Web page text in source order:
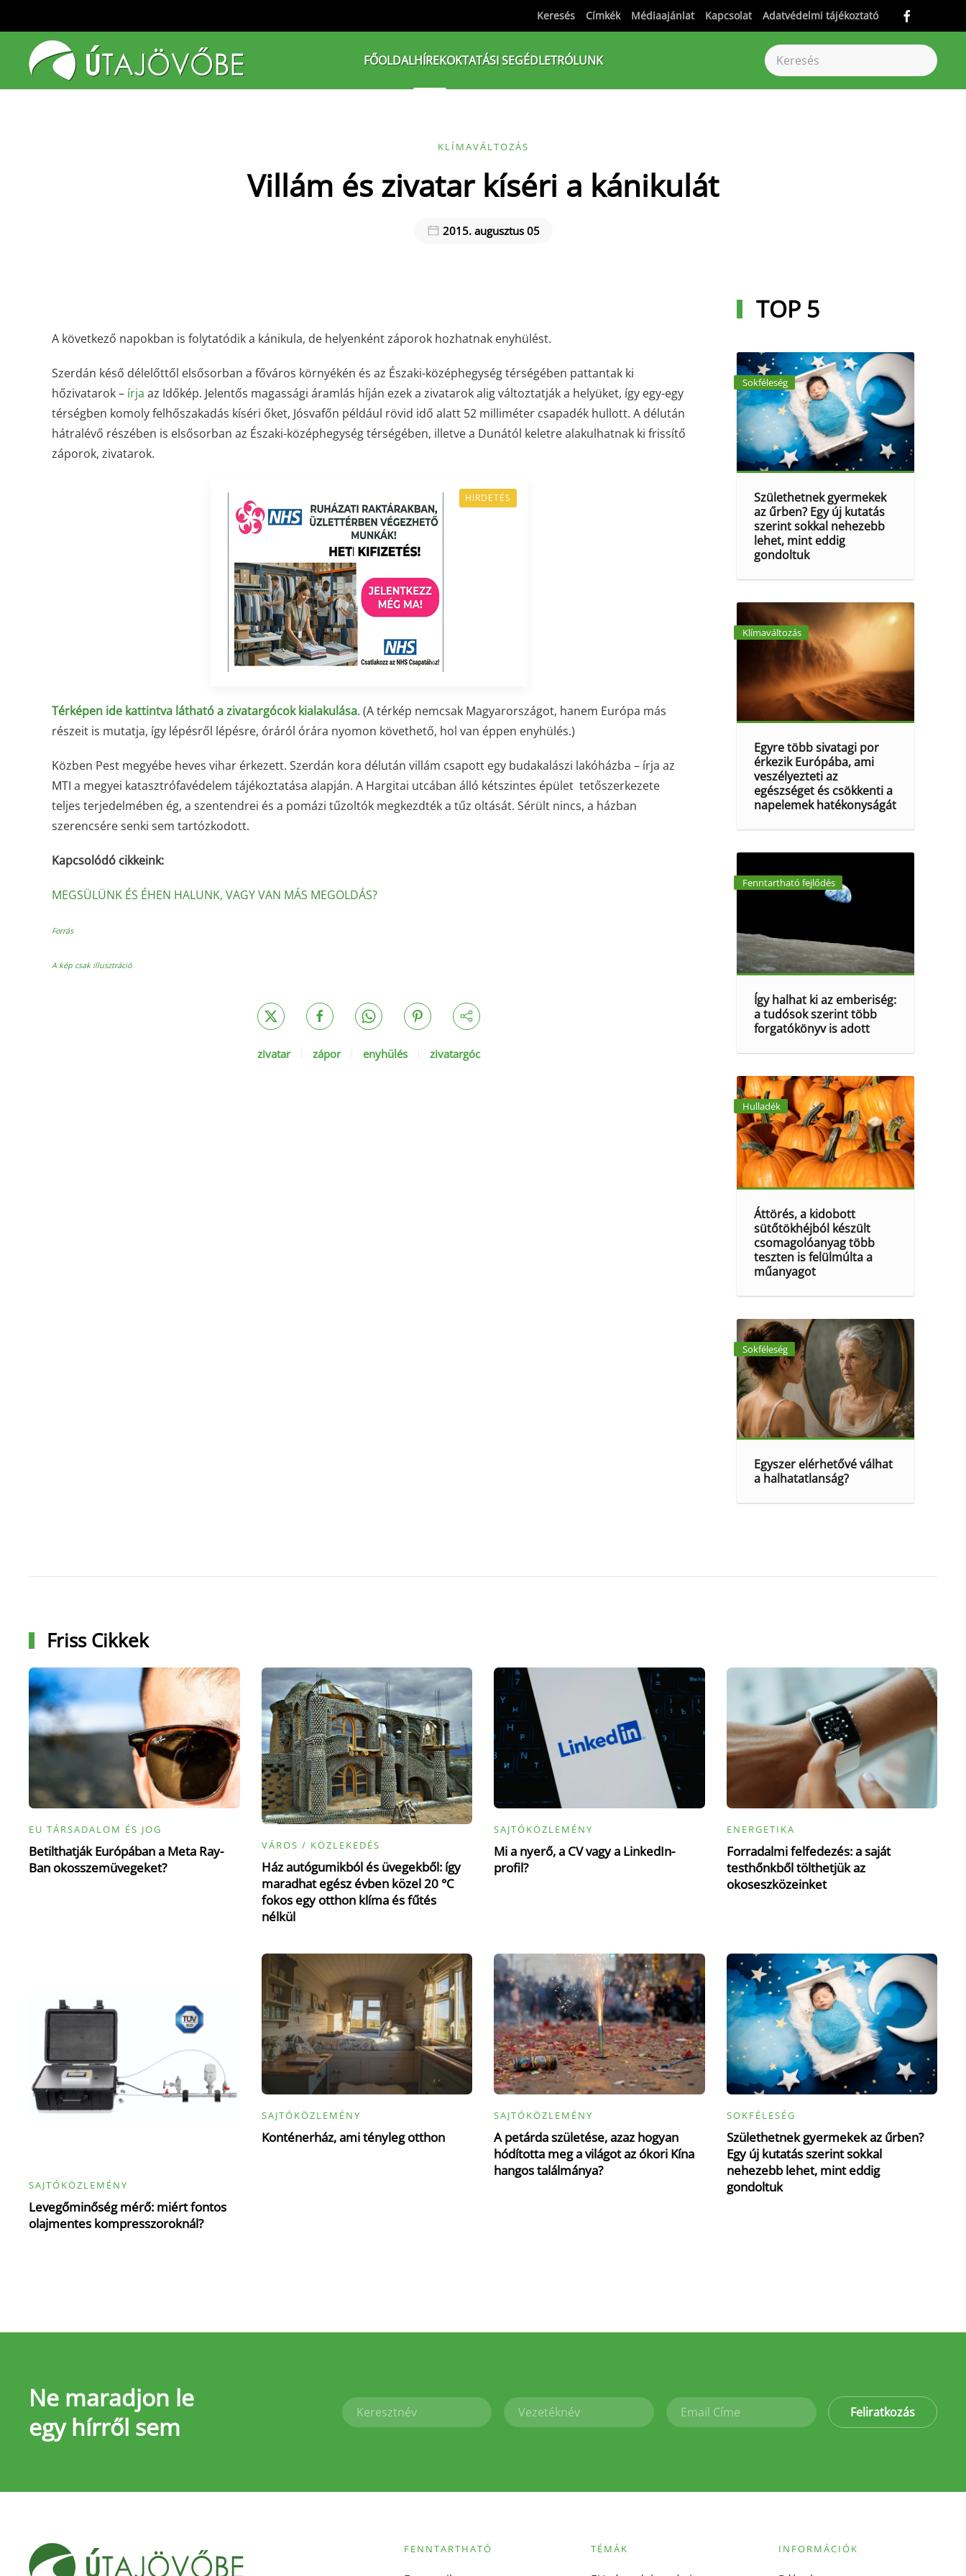
Fő tartalom átugrása
Keresés Címkék Médiaajánlat Kapcsolat Adatvédelmi tájékoztató
FŐOLDALHÍREKOKTATÁSI SEGÉDLETRÓLUNK
KLÍMAVÁLTOZÁS
Villám és zivatar kíséri a kánikulát
2015. augusztus 05
A következő napokban is folytatódik a kánikula, de helyenként záporok hozhatnak enyhülést.
Szerdán késő délelőttől elsősorban a főváros környékén és az Északi-középhegység térségében pattantak ki
hőzivatarok – írja az Időkép. Jelentős magassági áramlás híján ezek a zivatarok alig változtatják a helyüket, így egy-egy
térségben komoly felhőszakadás kíséri őket, Jósvafőn például rövid idő alatt 52 milliméter csapadék hullott. A délután
hátralévő részében is elsősorban az Északi-középhegység térségében, illetve a Dunától keletre alakulhatnak ki frissítő
záporok, zivatarok.
HIRDETÉS
Térképen ide kattintva látható a zivatargócok kialakulása. (A térkép nemcsak Magyarországot, hanem Európa más
részeit is mutatja, így lépésről lépésre, óráról órára nyomon követhető, hol van éppen enyhülés.)
Közben Pest megyébe heves vihar érkezett. Szerdán kora délután villám csapott egy budakalászi lakóházba – írja az
MTI a megyei katasztrófavédelem tájékoztatása alapján. A Hargitai utcában álló kétszintes épület tetőszerkezete
teljes terjedelmében ég, a szentendrei és a pomázi tűzoltók megkezdték a tűz oltását. Sérült nincs, a házban
szerencsére senki sem tartózkodott.
Kapcsolódó cikkeink:
MEGSÜLÜNK ÉS ÉHEN HALUNK, VAGY VAN MÁS MEGOLDÁS?
Forrás
A kép csak illusztráció
zivatar zápor enyhülés zivatargóc
TOP 5
Sokféleség
Születhetnek gyermekek
az űrben? Egy új kutatás
szerint sokkal nehezebb
lehet, mint eddig
gondoltuk
Klímaváltozás
Egyre több sivatagi por
érkezik Európába, ami
veszélyezteti az
egészséget és csökkenti a
napelemek hatékonyságát
Fenntartható fejlődés
Így halhat ki az emberiség:
a tudósok szerint több
forgatókönyv is adott
Hulladék
Áttörés, a kidobott
sütőtökhéjból készült
csomagolóanyag több
teszten is felülmúlta a
műanyagot
Sokféleség
Egyszer elérhetővé válhat
a halhatatlanság?
Friss Cikkek
EU TÁRSADALOM ÉS JOG
Betilthatják Európában a Meta Ray-
Ban okosszemüvegeket?
VÁROS / KÖZLEKEDÉS
Ház autógumikból és üvegekből: így
maradhat egész évben közel 20 °C
fokos egy otthon klíma és fűtés
nélkül
SAJTÓKÖZLEMÉNY
Mi a nyerő, a CV vagy a LinkedIn-
profil?
ENERGETIKA
Forradalmi felfedezés: a saját
testhőnkből tölthetjük az
okoseszközeinket
SAJTÓKÖZLEMÉNY
Levegőminőség mérő: miért fontos
olajmentes kompresszoroknál?
SAJTÓKÖZLEMÉNY
Konténerház, ami tényleg otthon
SAJTÓKÖZLEMÉNY
A petárda születése, azaz hogyan
hódította meg a világot az ókori Kína
hangos találmánya?
SOKFÉLESÉG
Születhetnek gyermekek az űrben?
Egy új kutatás szerint sokkal
nehezebb lehet, mint eddig
gondoltuk
Ne maradjon le
egy hírről sem
Feliratkozás
FENNTARTHATÓ TÉMÁK INFORMÁCIÓK